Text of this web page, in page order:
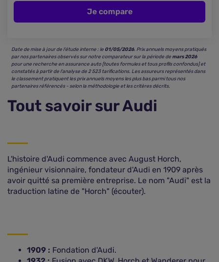
Je compare
Date de mise à jour de l’étude interne : le 01/05/2026. Prix annuels moyens pratiqués
par nos partenaires observés sur notre comparateur sur la période demars 2026
pour une recherche en assurance auto [toutes formules et tous profils confondus] et
constatés à partir de l’analyse de 2 523 tarifications. Les assureurs représentés dans
le classement pratiquent les prix annuels moyens les plus bas parmi tous nos
partenaires référencés - selon la méthodologie et les critères décrits.
Tout savoir sur Audi
L'histoire d'Audi commence avec August Horch,
ingénieur visionnaire, fondateur d'Audi en 1909 après
avoir quitté sa première entreprise. Le nom "Audi" est la
traduction latine de "Horch" (écouter).
1909 : Fondation d'Audi.